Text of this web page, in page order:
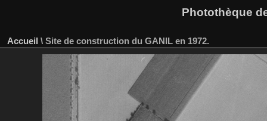
Photothèque
Accueil \ Site de construction du GANIL en 1972.